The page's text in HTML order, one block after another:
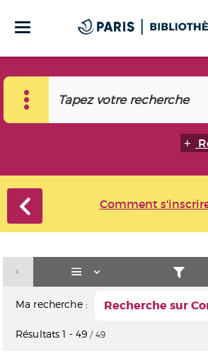
Comment
Ma recherche : Recherche sur
Résultats1 - 49 / 49